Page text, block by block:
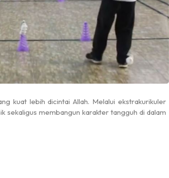
kuat lebih dicintai Allah. Melalui ekstrakurikuler
sekaligus membangun karakter tangguh di dalam
Ahad, 8 Februari 2026